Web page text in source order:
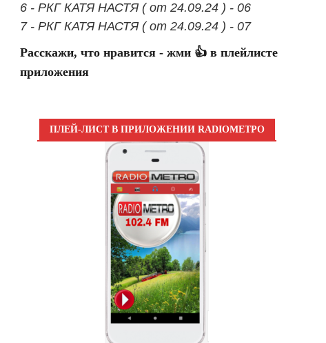
6 - РКГ КАТЯ НАСТЯ ( от 24.09.24 ) - 06
7 - РКГ КАТЯ НАСТЯ ( от 24.09.24 ) - 07
Расскажи, что нравится - жми 👍 в плейлисте
приложения
ПЛЕЙ-ЛИСТ В ПРИЛОЖЕНИИ RADIOМЕТРО